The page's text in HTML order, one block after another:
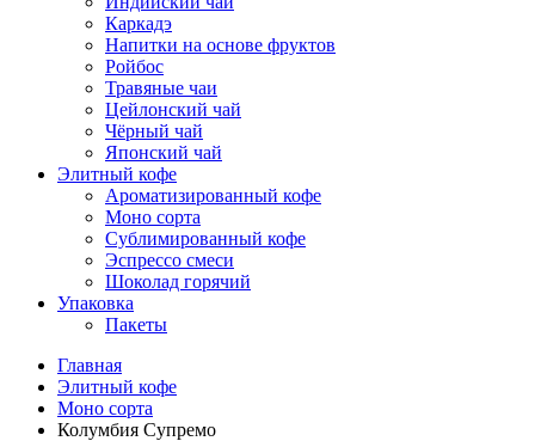
Каркадэ
Напитки на основе фруктов
Ройбос
Травяные чаи
Цейлонский чай
Чёрный чай
Японский чай
Элитный кофе
Ароматизированный кофе
Моно сорта
Сублимированный кофе
Эспрессо смеси
Шоколад горячий
Упаковка
Пакеты
Главная
Элитный кофе
Моно сорта
Колумбия Супремо